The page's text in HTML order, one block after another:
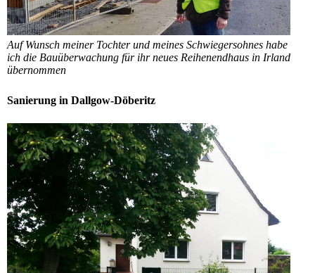
Auf Wunsch meiner Tochter und meines Schwiegersohnes habe
ich die Bauüberwachung für ihr neues Reihenendhaus in Irland
übernommen
Sanierung in Dallgow-Döberitz